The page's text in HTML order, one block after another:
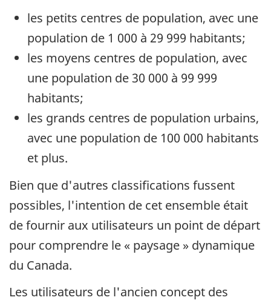
les petits centres de population, avec une
population de 1 000 à 29 999 habitants;
les moyens centres de population, avec
une population de 30 000 à 99 999
habitants;
les grands centres de population urbains,
avec une population de 100 000 habitants
et plus.
Bien que d'autres classifications fussent
possibles, l'intention de cet ensemble était
de fournir aux utilisateurs un point de départ
pour comprendre le « paysage » dynamique
du Canada.
Les utilisateurs de l'ancien concept des